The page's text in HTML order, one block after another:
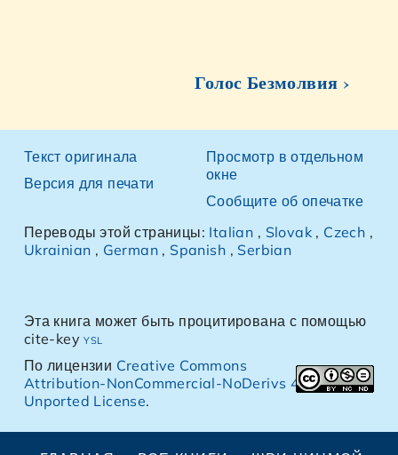
Голос Безмолвия ›
Текст оригинала
Версия для печати
Просмотр в отдельном
окне
Сообщите об опечатке
Переводы этой страницы: Italian , Slovak, Czech ,
Ukrainian , German , Spanish , Serbian
Эта книга может быть процитирована с помощью
cite-keyysl
По лицензии Creative Commons
Attribution-NonCommercial-NoDerivs 4.0
Unported License.